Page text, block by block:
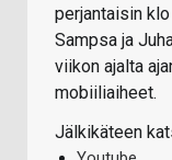
perjantaisin
Sampsa ja
viikon ajalta
mobiiliaiheet.
Jälkikäteen